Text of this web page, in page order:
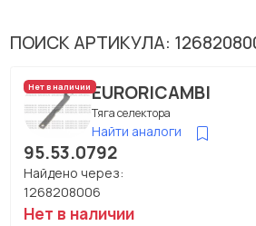
ПОИСК АРТИКУЛА:
Нет в наличииEURORICAMBI
Тяга селектора
Найти аналоги
95.53.0792
Найдено через:
1268208006
Нет в наличии